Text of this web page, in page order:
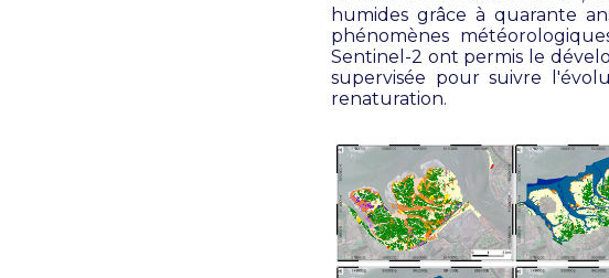
humides grâce à quarante
phénomènes
Sentinel-2 ont permis le
supervisée pour suivre
renaturation.